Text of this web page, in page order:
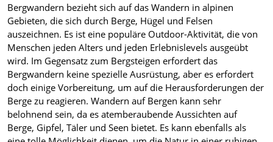
Bergwandern bezieht sich auf das Wandern in alpinen
Gebieten, die sich durch Berge, Hügel und Felsen
auszeichnen. Es ist eine populäre Outdoor-Aktivität, die von
Menschen jeden Alters und jeden Erlebnislevels ausgeübt
wird. Im Gegensatz zum Bergsteigen erfordert das
Bergwandern keine spezielle Ausrüstung, aber es erfordert
doch einige Vorbereitung, um auf die Herausforderungen der
Berge zu reagieren. Wandern auf Bergen kann sehr
belohnend sein, da es atemberaubende Aussichten auf
Berge, Gipfel, Täler und Seen bietet. Es kann ebenfalls als